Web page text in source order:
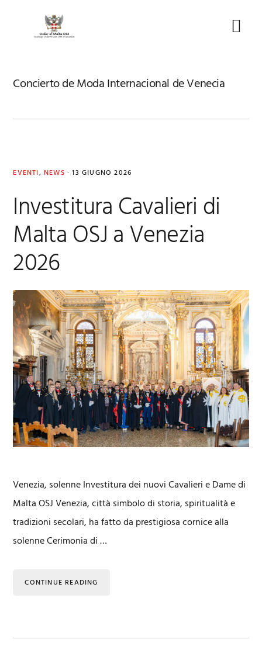
Concierto de Moda Internacional de Venecia
EVENTI, NEWS · 13 GIUGNO 2026
Investitura Cavalieri di
Malta OSJ a Venezia
2026
Venezia, solenne Investitura dei nuovi Cavalieri e Dame di
Malta OSJ Venezia, città simbolo di storia, spiritualità e
tradizioni secolari, ha fatto da prestigiosa cornice alla
solenne Cerimonia di …
CONTINUE READING